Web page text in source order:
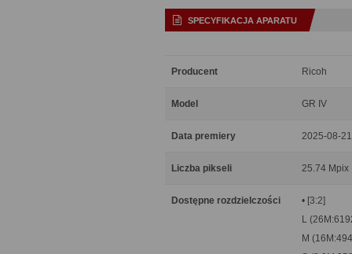
SPECYFIKACJA APARATU
Producent Ricoh
Model GR IV
Data premiery 2025-08-21
Liczba pikseli 25.74 Mpix
Dostępne rozdzielczości
• [3:2]
L
M